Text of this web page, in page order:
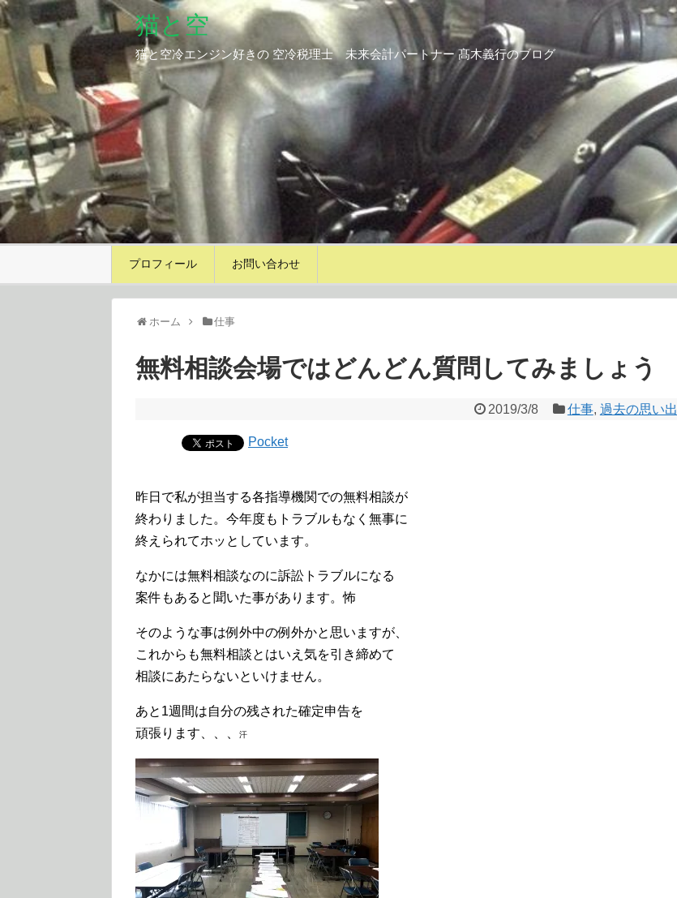
猫と空
猫と空冷エンジン好きの 空冷税理士 未来会計パートナー 髙木義行のブログ
プロフィール お問い合わせ
ホーム 仕事
無料相談会場ではどんどん質問してみましょう
2019/3/8 仕事, 過去の思い出
Pocket
昨日で私が担当する各指導機関での無料相談が
終わりました。今年度もトラブルもなく無事に
終えられてホッとしています。
なかには無料相談なのに訴訟トラブルになる
案件もあると聞いた事があります。怖
そのような事は例外中の例外かと思いますが、
これからも無料相談とはいえ気を引き締めて
相談にあたらないといけません。
あと1週間は自分の残された確定申告を
頑張ります、、、
汗